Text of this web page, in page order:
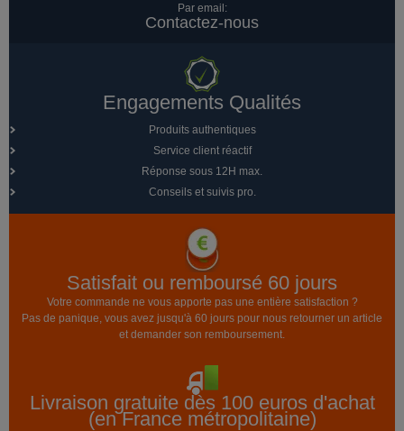
Par email:
Contactez-nous
Engagements Qualités
Produits authentiques
Service client réactif
Réponse sous 12H max.
Conseils et suivis pro.
Satisfait ou remboursé 60 jours
Votre commande ne vous apporte pas une entière satisfaction ?
Pas de panique, vous avez jusqu'à 60 jours pour nous retourner un article
et demander son remboursement.
Livraison gratuite dès 100 euros d'achat
(en France métropolitaine)